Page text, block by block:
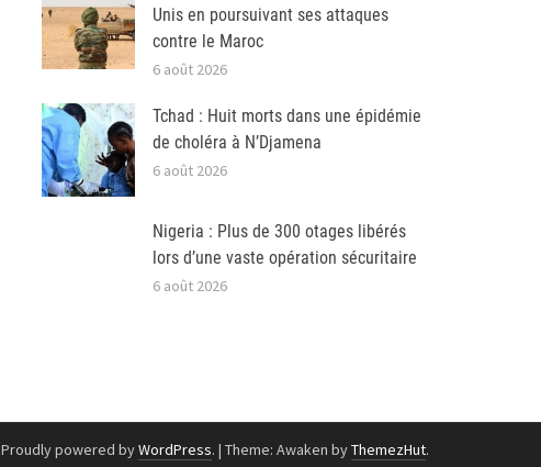
Unis en poursuivant ses attaques
contre le Maroc
6 août 2026
Tchad : Huit morts dans une épidémie
de choléra à N’Djamena
6 août 2026
Nigeria : Plus de 300 otages libérés
lors d’une vaste opération sécuritaire
6 août 2026
Proudly powered byWordPress. | Theme: Awaken byThemezHut.